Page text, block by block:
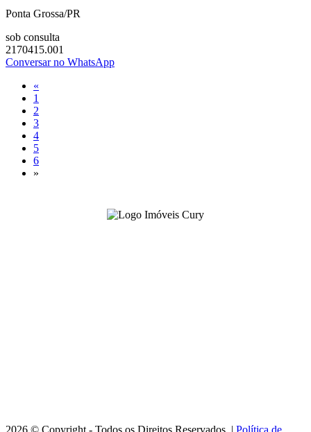
Ponta Grossa/PR
sob consulta
2170415.001
Conversar no WhatsApp
«
1
2
3
4
5
6
»
2026 © Copyright - Todos os Direitos Reservados. | Política de